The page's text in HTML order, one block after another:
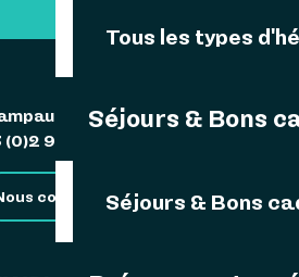
Tous les types
Séjours & Bons
Séjours & Bons
29242 Ouessant
(0)2 98 48 85 83
contacter